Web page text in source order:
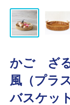
かご ざ
風（プラ
バスケッ